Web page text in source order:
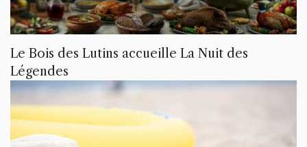
Le Bois des Lutins accueille La Nuit des
Légendes